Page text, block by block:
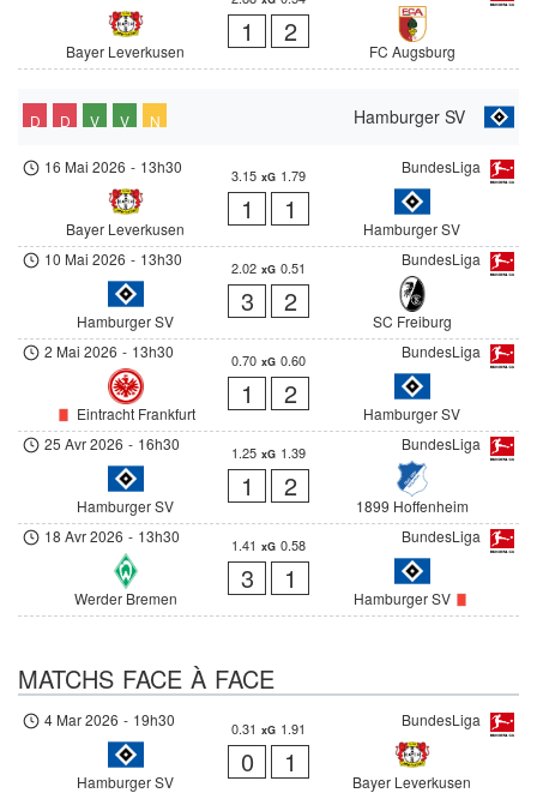
Bayer Leverkusen
1 2
FC Augsburg
Hamburger SV
D D V V N
BundesLiga
16 Mai 2026 - 13h30
Bayer Leverkusen
3.15 xG 1.79
1 1
Hamburger SV
BundesLiga
10 Mai 2026 - 13h30
Hamburger SV
2.02 xG 0.51
3 2
SC Freiburg
BundesLiga
2 Mai 2026 - 13h30
Eintracht Frankfurt
0.70 xG 0.60
1 2
Hamburger SV
BundesLiga
25 Avr 2026 - 16h30
Hamburger SV
1.25 xG 1.39
1 2
1899 Hoffenheim
BundesLiga
18 Avr 2026 - 13h30
Werder Bremen
1.41 xG 0.58
3 1
Hamburger SV
MATCHS FACE À FACE
BundesLiga
4 Mar 2026 - 19h30
Hamburger SV
0.31 xG 1.91
0 1
Bayer Leverkusen